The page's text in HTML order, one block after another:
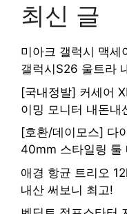
최신 글
미아크 갤럭시 맥세
갤럭시S26 울트라
[국내정발] 커세어
이밍 모니터 내돈내
[호환/데이모스] 다
40mm 스타일링 툴
애경 항균 트리오
내산 써보니 최고!